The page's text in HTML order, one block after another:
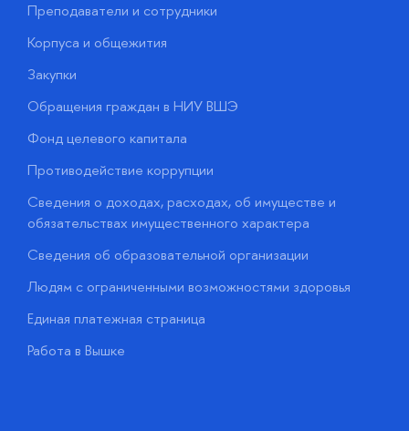
Преподаватели и сотрудники
Корпуса и общежития
Закупки
Обращения граждан в НИУ ВШЭ
Фонд целевого капитала
Противодействие коррупции
Сведения о доходах, расходах, об имуществе и
обязательствах имущественного характера
Сведения об образовательной организации
Людям с ограниченными возможностями здоровья
Единая платежная страница
Работа в Вышке